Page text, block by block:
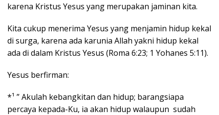
karena Kristus Yesus yang merupakan jaminan kita.
Kita cukup menerima Yesus yang menjamin hidup kekal
di surga, karena ada karunia Allah yakni hidup kekal
ada di dalam Kristus Yesus (Roma 6:23; 1 Yohanes 5:11).
Yesus berfirman:
*¹ ” Akulah kebangkitan dan hidup; barangsiapa
percaya kepada-Ku, ia akan hidup walaupun sudah